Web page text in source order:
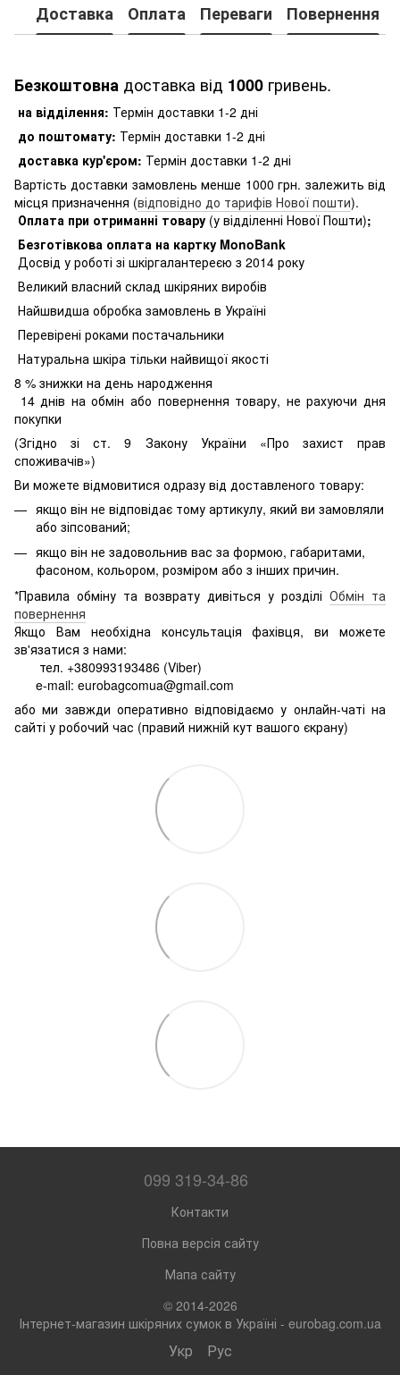
Доставка Оплата Переваги Повернення
Безкоштовна доставка від 1000 гривень.
на відділення: Термін доставки 1-2 дні
до поштомату: Термін доставки 1-2 дні
доставка кур'єром: Термін доставки 1-2 дні
Вартість доставки замовлень менше 1000 грн. залежить від
місця призначення (відповідно до тарифів Нової пошти).
Оплата при отриманні товару (у відділенні Нової Пошти);
Безготівкова оплата на картку MonoBank
Досвід у роботі зі шкіргалантереєю з 2014 року
Великий власний склад шкіряних виробів
Найшвидша обробка замовлень в Україні
Перевірені роками постачальники
Натуральна шкіра тільки найвищої якості
8 % знижки на день народження
14 днів на обмін або повернення товару, не рахуючи дня
покупки
(Згідно зі ст. 9 Закону України «Про захист прав
споживачів»)
Ви можете відмовитися одразу від доставленого товару:
якщо він не відповідає тому артикулу, який ви замовляли
або зіпсований;
якщо він не задовольнив вас за формою, габаритами,
фасоном, кольором, розміром або з інших причин.
*Правила обміну та возврату дивіться у розділі Обмін та
повернення
Якщо Вам необхідна консультація фахівця, ви можете
зв'язатися з нами:
тел. +380993193486 (Viber)
e-mail: eurobagcomua@gmail.com
або ми завжди оперативно відповідаємо у онлайн-чаті на
сайті у робочий час (правий нижній кут вашого єкрану)
099 319-34-86
Контакти
Повна версія сайту
Мапа сайту
© 2014-2026
Інтернет-магазин шкіряних сумок в Україні - eurobag.com.ua
Укр Рус